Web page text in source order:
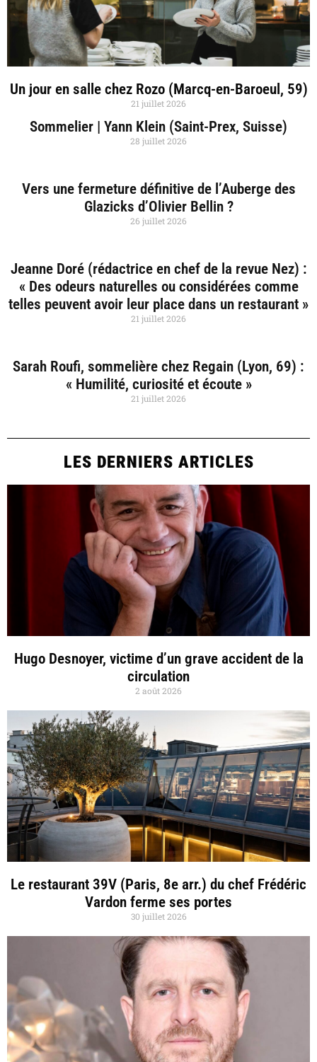
Un jour en salle chez Rozo (Marcq-en-Baroeul, 59)
21 juillet 2026
Sommelier | Yann Klein (Saint-Prex, Suisse)
28 juillet 2026
Vers une fermeture définitive de l’Auberge des
Glazicks d’Olivier Bellin ?
26 juillet 2026
Jeanne Doré (rédactrice en chef de la revue Nez) :
« Des odeurs naturelles ou considérées comme
telles peuvent avoir leur place dans un restaurant »
21 juillet 2026
Sarah Roufi, sommelière chez Regain (Lyon, 69) :
« Humilité, curiosité et écoute »
21 juillet 2026
LES DERNIERS ARTICLES
Hugo Desnoyer, victime d’un grave accident de la
circulation
2 août 2026
Le restaurant 39V (Paris, 8e arr.) du chef Frédéric
Vardon ferme ses portes
30 juillet 2026